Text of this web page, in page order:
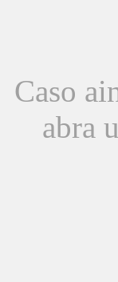
Caso
abra